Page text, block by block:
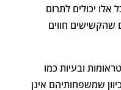
יכולים לתרום
שהקשישים חווים
ובעיות כמו
שמשפחותיהם אינן